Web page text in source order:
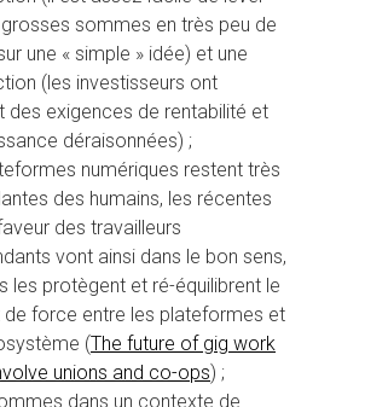
sommes en très peu de
une « simple » idée) et une
(les investisseurs ont
des exigences de rentabilité et
déraisonnées) ;
numériques restent très
des humains, les récentes
des travailleurs
vont ainsi dans le bon sens,
les protègent et ré-équilibrent le
de force entre les plateformes et
(The future of gig work
unions and co-ops) ;
dans un contexte de